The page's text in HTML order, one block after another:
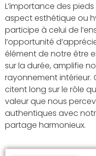
L’importance des
aspect esthétique ou
participe à celui de
l’opportunité
élément de notre être
sur la durée, amplifie
rayonnement intérieur.
citent long sur le rôle
valeur que nous
authentiques avec
partage harmonieux.